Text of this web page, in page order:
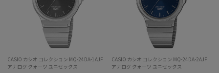
CASIO カシオ コレクション MQ-24DA-1AJF
アナログ クォーツ ユニセックス
CASIO カシオ コレクション MQ-24DA-2AJF
アナログ クォーツ ユニセックス